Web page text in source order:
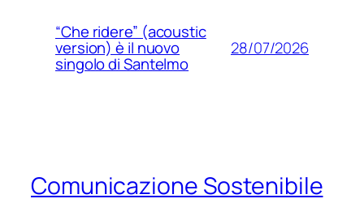
“Che ridere” (acoustic
version) è il nuovo
singolo di Santelmo
28/07/2026
Comunicazione Sostenibile